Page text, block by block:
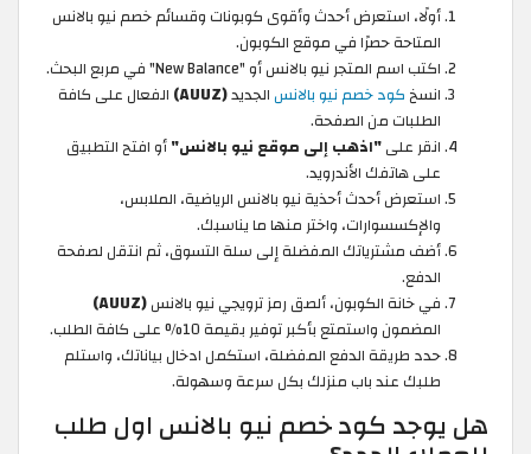
أولًا، استعرض أحدث وأقوى كوبونات وقسائم خصم نيو بالانس
المتاحة حصرًا في موقع الكوبون.
اكتب اسم المتجر نيو بالانس أو "New Balance" في مربع البحث.
انسخ كود خصم نيو بالانسالجديد(AUUZ)
الفعال على كافة
الطلبات من الصفحة.
انقر على"اذهب إلى موقع نيو بالانس"أو افتح التطبيق
على هاتفك الأندرويد.
استعرض أحدث أحذية نيو بالانس الرياضية، الملابس،
والإكسسوارات، واختر منها ما يناسبك.
أضف مشترياتك المفضلة إلى سلة التسوق، ثم انتقل لصفحة
الدفع.
في خانة الكوبون، ألصق رمز ترويجي نيو بالانس(AUUZ)
المضمون واستمتع بأكبر توفير بقيمة 10% على كافة الطلب.
حدد طريقة الدفع المفضلة، استكمل ادخال بياناتك، واستلم
طلبك عند باب منزلك بكل سرعة وسهولة.
هل يوجد كود خصم نيو بالانس اول طلب